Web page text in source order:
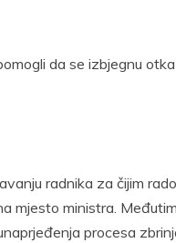
da se izbjegnu
radnika za čijim
mjesto ministra.
procesa